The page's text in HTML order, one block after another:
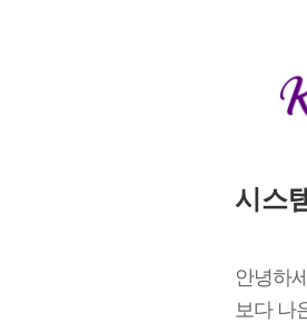
시스
안녕하
보다 나